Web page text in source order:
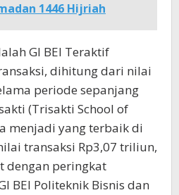
1446 Hijriah
GI BEI Teraktif
dihitung dari nilai
periode sepanjang
(Trisakti School of
menjadi yang terbaik di
transaksi Rp3,07 triliun,
dengan peringkat
BEI Politeknik Bisnis dan